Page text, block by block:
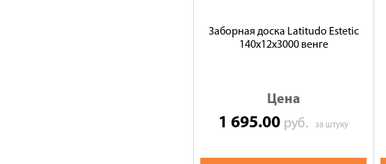
Заборная доска Latitudo Estetic
140х12х3000 венге
Цена
1 695.00 руб.за штуку